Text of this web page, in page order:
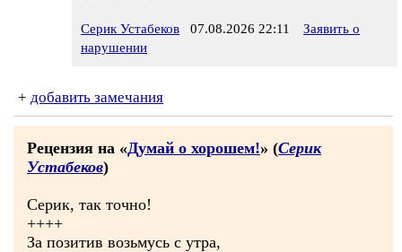
Серик Устабеков 07.08.2026 22:11
Заявить о
нарушении
+ добавить замечания
Рецензия на «Думай о хорошем!» (Серик
Устабеков)
Серик, так точно!
++++
За позитив возьмусь с утра,